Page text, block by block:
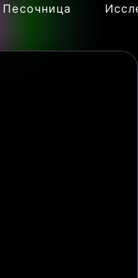
Песочница